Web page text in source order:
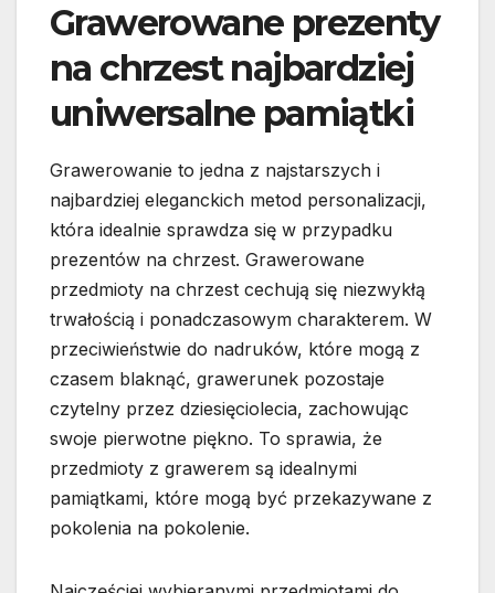
Grawerowane prezenty
na chrzest najbardziej
uniwersalne pamiątki
Grawerowanie to jedna z najstarszych i
najbardziej eleganckich metod personalizacji,
która idealnie sprawdza się w przypadku
prezentów na chrzest. Grawerowane
przedmioty na chrzest cechują się niezwykłą
trwałością i ponadczasowym charakterem. W
przeciwieństwie do nadruków, które mogą z
czasem blaknąć, grawerunek pozostaje
czytelny przez dziesięciolecia, zachowując
swoje pierwotne piękno. To sprawia, że
przedmioty z grawerem są idealnymi
pamiątkami, które mogą być przekazywane z
pokolenia na pokolenie.